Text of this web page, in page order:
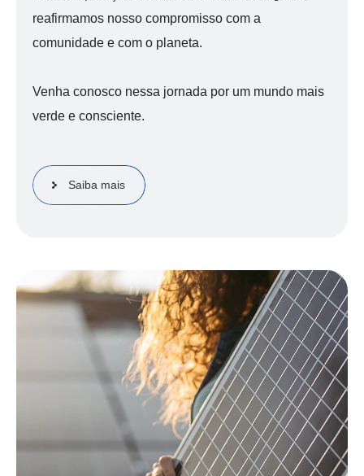
reafirmamos nosso compromisso com a
comunidade e com o planeta.
Venha conosco nessa jornada por um mundo mais
verde e consciente.
Saiba mais